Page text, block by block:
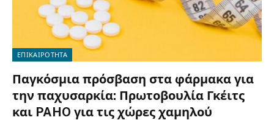
ΕΠΙΚΑΙΡΟΤΗΤΑ
Παγκόσμια πρόσβαση στα φάρμακα για
την παχυσαρκία: Πρωτοβουλία Γκέιτς
και PAHO για τις χώρες χαμηλού